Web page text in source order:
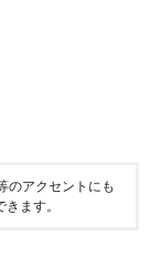
のアクセントにも
ます。